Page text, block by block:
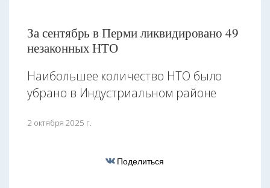
За сентябрь в Перми ликвидировано 49
незаконных НТО
Наибольшее количество НТО было
убрано в Индустриальном районе
2 октября 2025 г.
Поделиться